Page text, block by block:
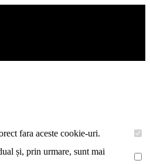
fara aceste cookie-uri.
și, prin urmare, sunt mai